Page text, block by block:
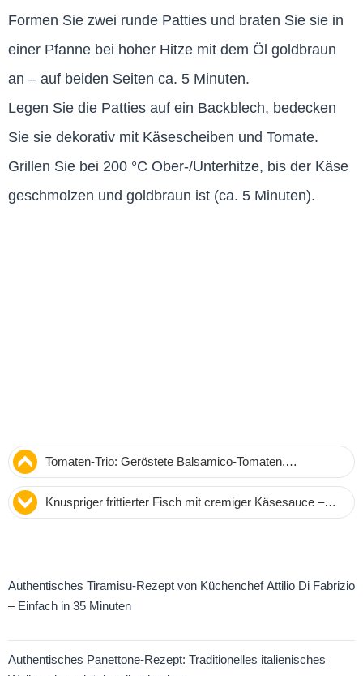
Formen Sie zwei runde Patties und braten Sie sie in
einer Pfanne bei hoher Hitze mit dem Öl goldbraun
an – auf beiden Seiten ca. 5 Minuten.
Legen Sie die Patties auf ein Backblech, bedecken
Sie sie dekorativ mit Käsescheiben und Tomate.
Grillen Sie bei 200 °C Ober-/Unterhitze, bis der Käse
geschmolzen und goldbraun ist (ca. 5 Minuten).
Tomaten-Trio: Geröstete Balsamico-Tomaten,
Tomatengelee und geschmorte Kirschtomaten – Rezept
Knuspriger frittierter Fisch mit cremiger Käsesauce –
Einfaches Rezept für 4 Portionen
Authentisches Tiramisu-Rezept von Küchenchef Attilio Di Fabrizio
– Einfach in 35 Minuten
Authentisches Panettone-Rezept: Traditionelles italienisches